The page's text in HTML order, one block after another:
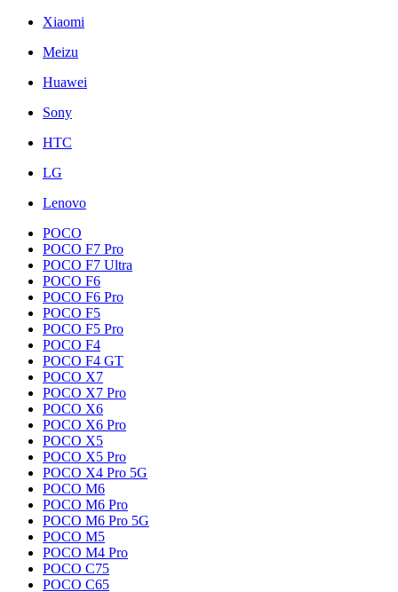
Xiaomi
Meizu
Huawei
Sony
HTC
LG
Lenovo
POCO
POCO F7 Pro
POCO F7 Ultra
POCO F6
POCO F6 Pro
POCO F5
POCO F5 Pro
POCO F4
POCO F4 GT
POCO X7
POCO X7 Pro
POCO X6
POCO X6 Pro
POCO X5
POCO X5 Pro
POCO X4 Pro 5G
POCO M6
POCO M6 Pro
POCO M6 Pro 5G
POCO M5
POCO M4 Pro
POCO C75
POCO C65